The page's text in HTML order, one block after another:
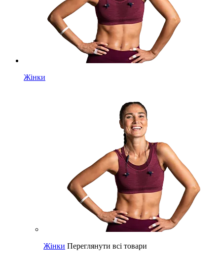
Жінки
Жінки Переглянути всі товари